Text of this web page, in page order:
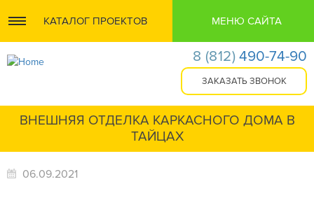
КАТАЛОГ ПРОЕКТОВ МЕНЮ САЙТА
8 (812) 490-74-90
ВНЕШНЯЯ ОТДЕЛКА КАРКАСНОГО ДОМА В
ТАЙЦАХ
06.09.2021